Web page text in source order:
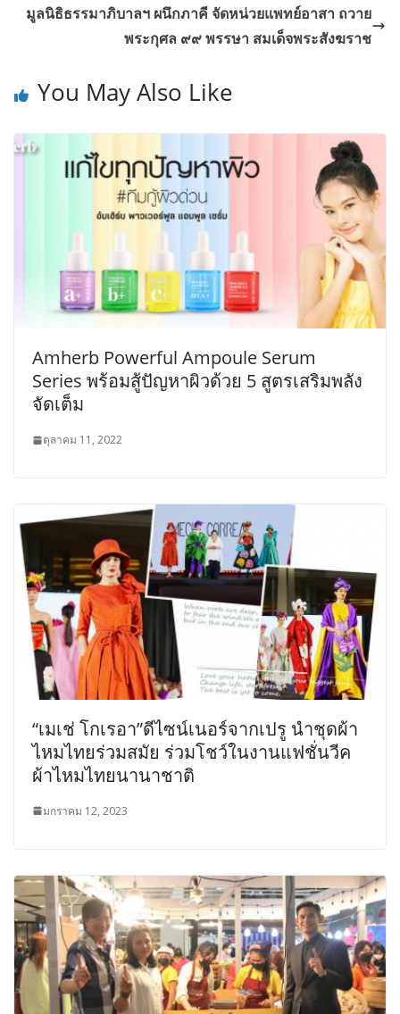
มูลนิธิธรรมาภิบาลฯ ผนึกภาคี จัดหน่วยแพทย์อาสา ถวาย
พระกุศล ๙๙ พรรษา สมเด็จพระสังฆราช
You May Also Like
Amherb Powerful Ampoule Serum
Series พร้อมสู้ปัญหาผิวด้วย 5 สูตรเสริมพลัง
จัดเต็ม
ตุลาคม 11, 2022
“เมเช่ โกเรอา”ดีไซน์เนอร์จากเปรู นำชุดผ้า
ไหมไทยร่วมสมัย ร่วม​โชว์​ในงานแฟชั่นวีค
ผ้าไหมไทยนานาชาติ
มกราคม 12, 2023